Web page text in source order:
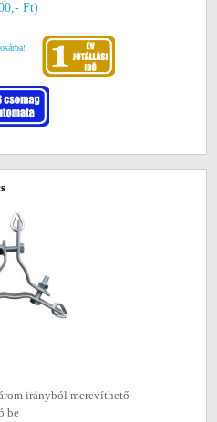
Ft)
irányból merevíthető
be